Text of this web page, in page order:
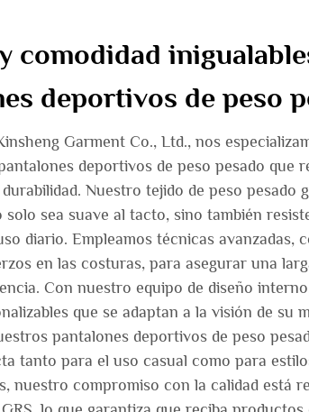
comodidad
deportivos de peso
Garment Co., Ltd., nos
deportivos de peso pesado que
Nuestro tejido de peso pesado
solo sea suave al tacto, sino también
diario. Empleamos técnicas avanzadas,
en las costuras, para asegurar una
Con nuestro equipo de diseño
que se adaptan a la visión de su
pantalones deportivos de peso
tanto para el uso casual como para
nuestro compromiso con la calidad está